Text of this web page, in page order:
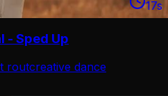
17s
- Sped Up
routcreative dance